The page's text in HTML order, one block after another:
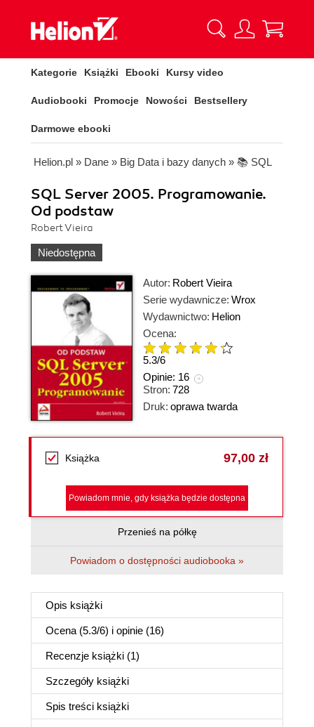
Kategorie Książki Ebooki Kursy video
Audiobooki Promocje Nowości Bestsellery
Darmowe ebooki
Helion.pl » Dane » Big Data i bazy danych » 📚 SQL
SQL Server 2005. Programowanie.
Od podstaw
Robert Vieira
Niedostępna
Autor: Robert Vieira
Serie wydawnicze: Wrox
Wydawnictwo: Helion
Ocena:
5.3/6
Opinie: 16
Stron: 728
Druk: oprawa twarda
Książka 97,00 zł
Powiadom mnie, gdy książka będzie dostępna
Przenieś na półkę
Powiadom o dostępności audiobooka »
Opis książki
Ocena (5.3/6) i opinie (16)
Recenzje książki (1)
Szczegóły książki
Spis treści książki